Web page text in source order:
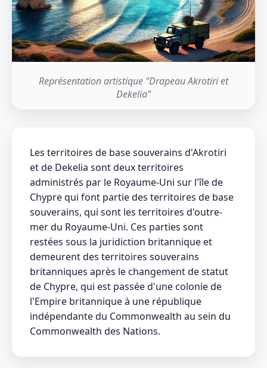
Représentation artistique "Drapeau Akrotiri et
Dekelia"
Les territoires de base souverains d'Akrotiri
et de Dekelia sont deux territoires
administrés par le Royaume-Uni sur l'île de
Chypre qui font partie des territoires de base
souverains, qui sont les territoires d'outre-
mer du Royaume-Uni. Ces parties sont
restées sous la juridiction britannique et
demeurent des territoires souverains
britanniques après le changement de statut
de Chypre, qui est passée d'une colonie de
l'Empire britannique à une république
indépendante du Commonwealth au sein du
Commonwealth des Nations.